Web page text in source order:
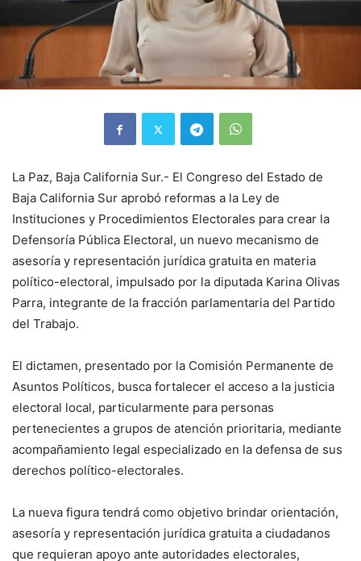
La Paz, Baja California Sur.- El Congreso del Estado de
Baja California Sur aprobó reformas a la Ley de
Instituciones y Procedimientos Electorales para crear la
Defensoría Pública Electoral, un nuevo mecanismo de
asesoría y representación jurídica gratuita en materia
político-electoral, impulsado por la diputada Karina Olivas
Parra, integrante de la fracción parlamentaria del Partido
del Trabajo.
El dictamen, presentado por la Comisión Permanente de
Asuntos Políticos, busca fortalecer el acceso a la justicia
electoral local, particularmente para personas
pertenecientes a grupos de atención prioritaria, mediante
acompañamiento legal especializado en la defensa de sus
derechos político-electorales.
La nueva figura tendrá como objetivo brindar orientación,
asesoría y representación jurídica gratuita a ciudadanos
que requieran apoyo ante autoridades electorales,